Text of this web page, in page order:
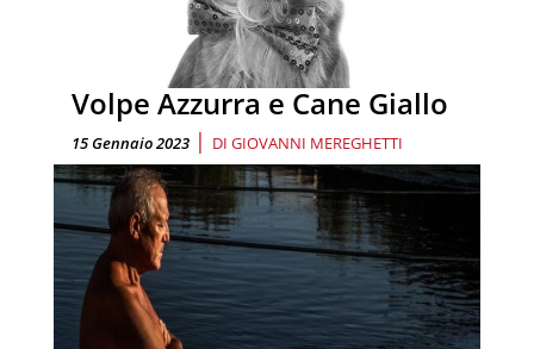
Volpe Azzurra e Cane Giallo
15 Gennaio 2023 | DI GIOVANNI MEREGHETTI